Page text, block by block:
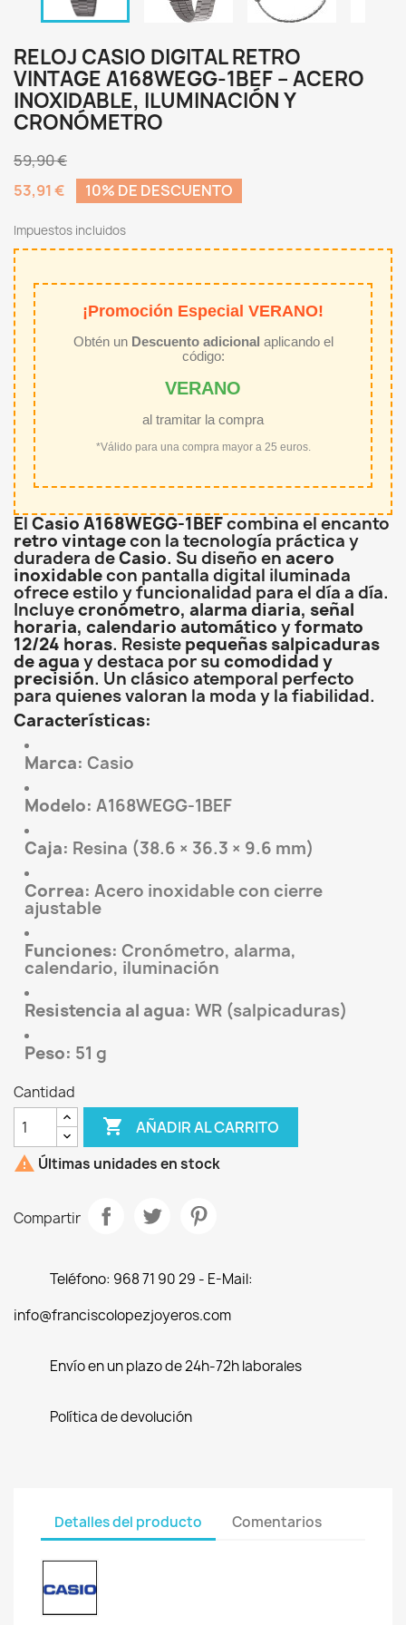
RELOJ CASIO DIGITAL RETRO
VINTAGE A168WEGG-1BEF – ACERO
INOXIDABLE, ILUMINACIÓN Y
CRONÓMETRO
59,90 €
53,91 €
10% DE DESCUENTO
Impuestos incluidos
¡Promoción Especial VERANO!
Obtén un Descuento adicional aplicando el
código:
VERANO
al tramitar la compra
*Válido para una compra mayor a 25 euros.
El Casio A168WEGG-1BEFcombina el encanto
retro vintagecon la tecnología práctica y
duradera deCasio. Su diseño en acero
inoxidablecon pantalla digital iluminada
ofrece estilo y funcionalidad para el día a día.
Incluyecronómetro, alarma diaria, señal
horaria, calendario automático yformato
12/24 horas. Resiste pequeñas salpicaduras
de agua y destaca por su comodidad y
precisión. Un clásico atemporal perfecto
para quienes valoran la moda y la fiabilidad.
Características:
Marca: Casio
Modelo: A168WEGG-1BEF
Caja: Resina (38.6 × 36.3 × 9.6 mm)
Correa: Acero inoxidable con cierre
ajustable
Funciones: Cronómetro, alarma,
calendario, iluminación
Resistencia al agua: WR (salpicaduras)
Peso: 51 g
Cantidad
 AÑADIR AL CARRITO
 Últimas unidades en stock
Compartir
Teléfono: 968 71 90 29 - E-Mail:
info@franciscolopezjoyeros.com
Envío en un plazo de 24h-72h laborales
Política de devolución
Detalles del producto Comentarios